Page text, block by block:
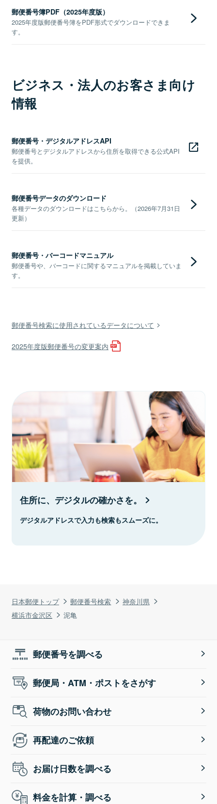
日本郵便トップ 郵便番号検索
神奈川県
横浜市金沢区
泥亀
郵便番号簿PDF（2025年度版）
2025年度版郵便番号簿をPDF形式でダウンロードできま
す。
ビジネス・法人のお客さま向け
情報
郵便番号・デジタルアドレスAPI
郵便番号とデジタルアドレスから住所を取得できる公式API
を提供。
郵便番号データのダウンロード
各種データのダウンロードはこちらから。（2026年7月31日
更新）
郵便番号・バーコードマニュアル
郵便番号や、バーコードに関するマニュアルを掲載していま
す。
郵便番号検索に使用されているデータについて
2025年度版郵便番号の変更案内
住所に、デジタルの確かさを。
デジタルアドレスで入力も検索もスムーズに。
郵便番号を調べる
郵便局・ATM・ポストをさがす
荷物のお問い合わせ
再配達のご依頼
お届け日数を調べる
料金を計算・調べる